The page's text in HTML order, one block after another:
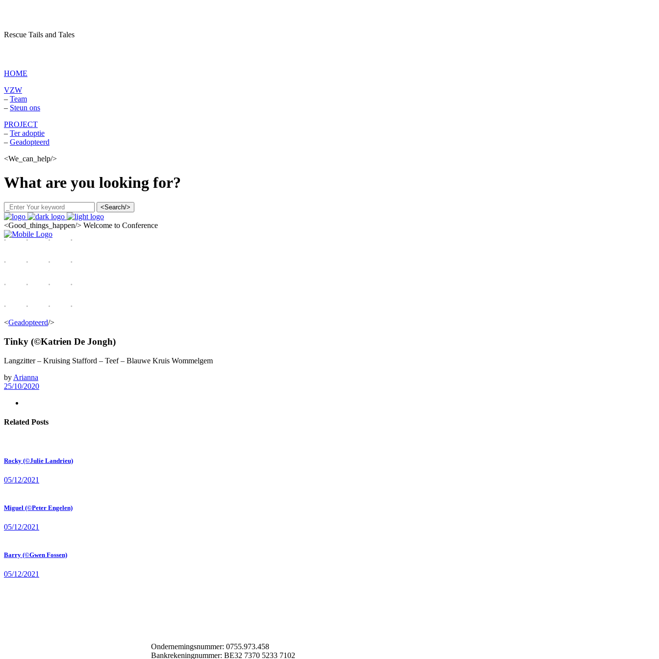
Rescue Tails and Tales
HOME
VZW
– Team
– Steun ons
PROJECT
– Ter adoptie
– Geadopteerd
<We_can_help/>
What are you looking for?
<Search/>
<Good_things_happen/> Welcome to Conference
<Geadopteerd/>
Tinky (©Katrien De Jongh)
Langzitter – Kruising Stafford – Teef – Blauwe Kruis Wommelgem
by Arianna
25/10/2020
Related Posts
Rocky (©Julie Landrieu)
05/12/2021
Miguel (©Peter Engelen)
05/12/2021
Barry (©Gwen Fossen)
05/12/2021
Ondernemingsnummer: 0755.973.458
Bankrekeningnummer: BE32 7370 5233 7102